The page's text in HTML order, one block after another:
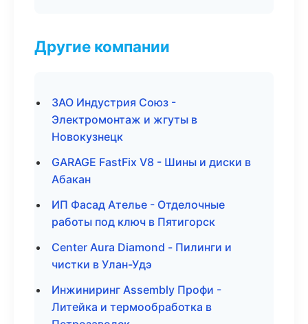
Другие компании
ЗАО Индустрия Союз -
Электромонтаж и жгуты в
Новокузнецк
GARAGE FastFix V8 - Шины и диски в
Абакан
ИП Фасад Ателье - Отделочные
работы под ключ в Пятигорск
Center Aura Diamond - Пилинги и
чистки в Улан-Удэ
Инжиниринг Assembly Профи -
Литейка и термообработка в